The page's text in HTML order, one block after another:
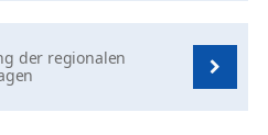
der regionalen